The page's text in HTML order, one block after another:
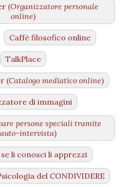
(Organizzatore personale
online)
Caffè filosofico online
TalkPlace
(Catalogo mediatico online)
di immagini
persone speciali tramite
intervista)
li conosci li apprezzi
del CONDIVIDERE